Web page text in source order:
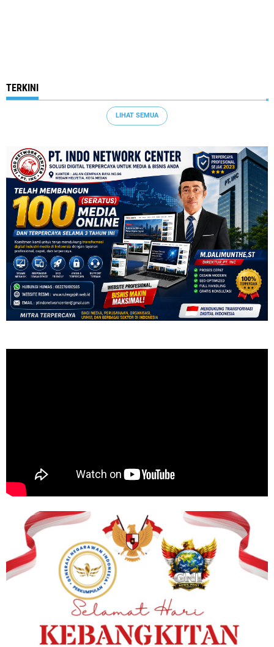
TERKINI
LIHAT SEMUA